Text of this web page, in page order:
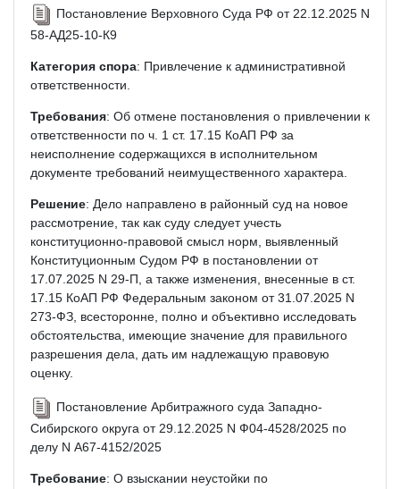
Постановление Верховного Суда РФ от 22.12.2025 N
58-АД25-10-К9
Категория спора: Привлечение к административной
ответственности.
Требования: Об отмене постановления о привлечении к
ответственности по ч. 1 ст. 17.15 КоАП РФ за
неисполнение содержащихся в исполнительном
документе требований неимущественного характера.
Решение: Дело направлено в районный суд на новое
рассмотрение, так как суду следует учесть
конституционно-правовой смысл норм, выявленный
Конституционным Судом РФ в постановлении от
17.07.2025 N 29-П, а также изменения, внесенные в ст.
17.15 КоАП РФ Федеральным законом от 31.07.2025 N
273-ФЗ, всесторонне, полно и объективно исследовать
обстоятельства, имеющие значение для правильного
разрешения дела, дать им надлежащую правовую
оценку.
Постановление Арбитражного суда Западно-
Сибирского округа от 29.12.2025 N Ф04-4528/2025 по
делу N А67-4152/2025
Требование: О взыскании неустойки по